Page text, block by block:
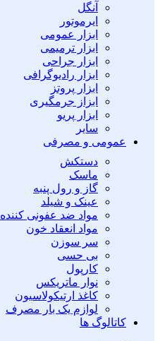
آنگل
ایرموتور
ابزار عمومی
ابزار ترمیمی
ابزار جراحی
ابزار رادیوگرافی
ابزار پروتز
ابزاز جرمگیری
ابزار پریو
سایر
عمومی و مصرفی
دستکش
ماسک
گاز و رول پنبه
عینک و شیلد
مواد ضد عفونی کننده
مواد انعقاد خون
سر سوزن
بی حسی
کارپول
نوار ماتریکس
کاغذ ارتیکولاسیون
لوازم یک بار مصرف
کاتالوگ ها